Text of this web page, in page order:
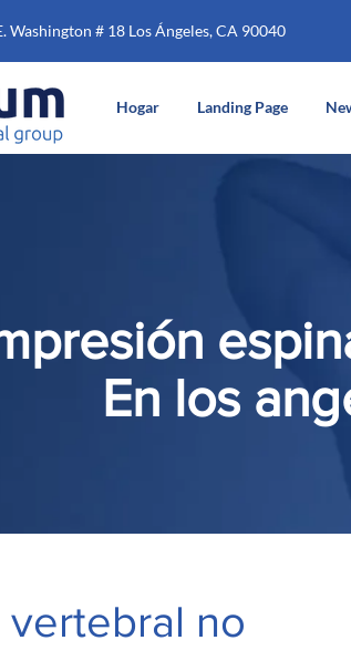
Washington # 18 Los Ángeles, CA 90040
Hogar Landing Page
En los
vertebral no